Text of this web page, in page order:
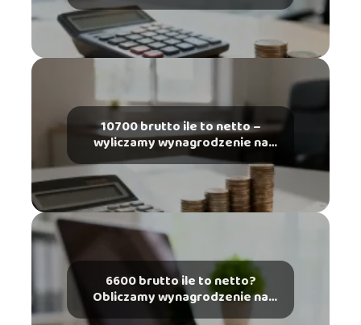
10700 brutto ile to netto –
wyliczamy wynagrodzenie na
rękę
6600 brutto ile to netto?
Obliczamy wynagrodzenie na
rękę